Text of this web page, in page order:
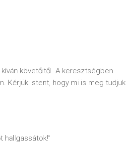
követőitől. A keresztségben
Kérjük Istent, hogy mi is meg tudjuk